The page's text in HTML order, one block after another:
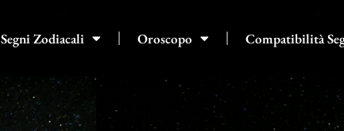
Segni Zodiacali Oroscopo Compatibilità